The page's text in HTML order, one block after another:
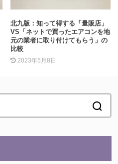
北九版：知って得する「量販店」
VS「ネットで買ったエアコンを地
元の業者に取り付けてもらう」の
比較
2023年5月8日